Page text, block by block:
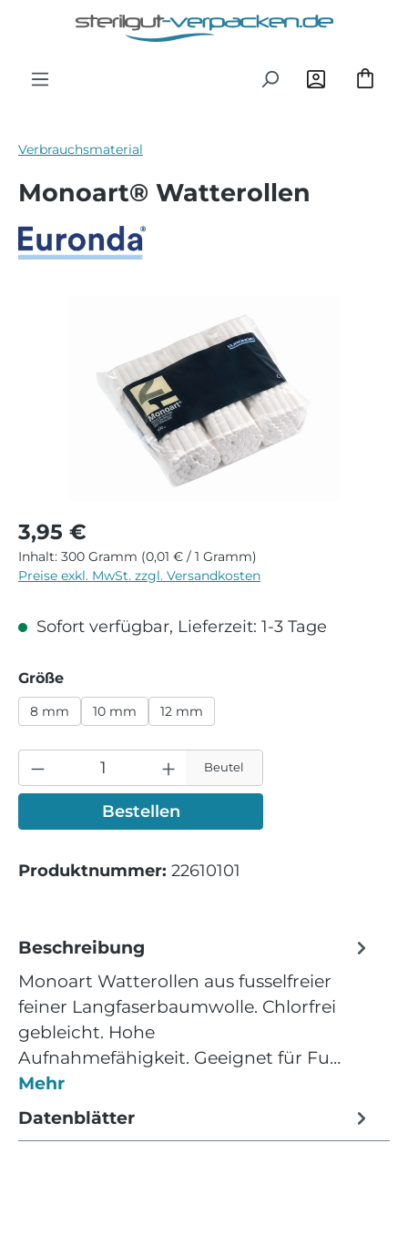
Zum Hauptinhalt springen
Verbrauchsmaterial
Monoart® Watterollen
Regulärer Preis:
3,95 €
Inhalt: 300 Gramm (0,01 € / 1 Gramm)
Preise exkl. MwSt. zzgl. Versandkosten
Sofort verfügbar, Lieferzeit: 1-3 Tage
Größeauswählen
8 mm 10 mm 12 mm
Beutel
Bestellen
Produktnummer: 22610101
Beschreibung
Monoart Watterollen aus fusselfreier
feiner Langfaserbaumwolle. Chlorfrei
gebleicht. Hohe
Aufnahmefähigkeit. Geeignet für Fu…
Mehr
Datenblätter